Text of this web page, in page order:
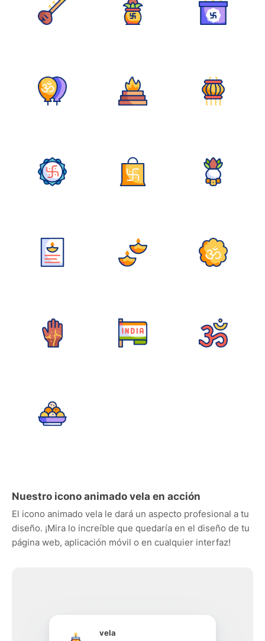
Nuestro icono animado vela en acción
El icono animado vela le dará un aspecto profesional a tu
diseño. ¡Mira lo increíble que quedaría en el diseño de tu
página web, aplicación móvil o en cualquier interfaz!
vela